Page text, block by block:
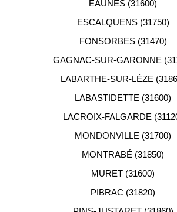
EAUNES (31600)
ESCALQUENS (31750)
FONSORBES (31470)
GAGNAC-SUR-GARONNE
LABARTHE-SUR-LÈZE
LABASTIDETTE (31600)
LACROIX-FALGARDE
MONDONVILLE (31700)
MONTRABÉ (31850)
MURET (31600)
PIBRAC (31820)